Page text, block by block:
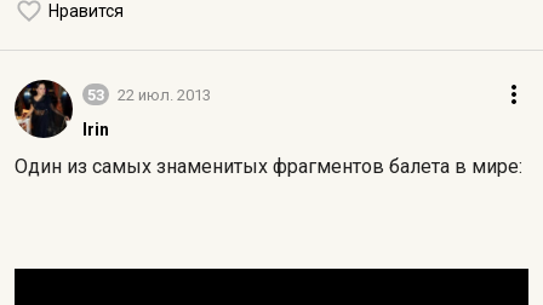
Нравится
53 22 июл. 2013
Irin
Один из самых знаменитых фрагментов балета в мире: